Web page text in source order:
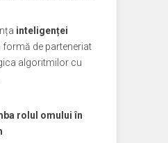
inteligenței
formă de parteneriat
algoritmilor cu
rolul omului în